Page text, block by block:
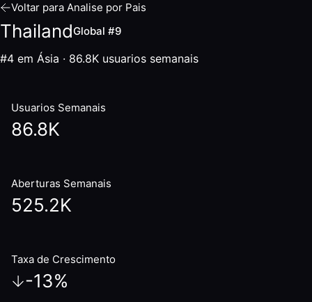
Voltar para Analise por Pais
ThailandGlobal #9
#4 em Ásia · 86.8K usuarios semanais
Usuarios Semanais
86.8K
Aberturas Semanais
525.2K
Taxa de Crescimento
-13%